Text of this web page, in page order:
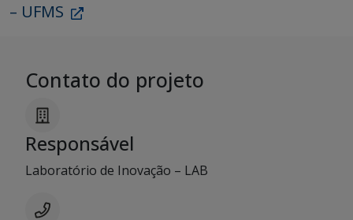
– UFMS
Contato do projeto
Responsável
Laboratório de Inovação – LAB